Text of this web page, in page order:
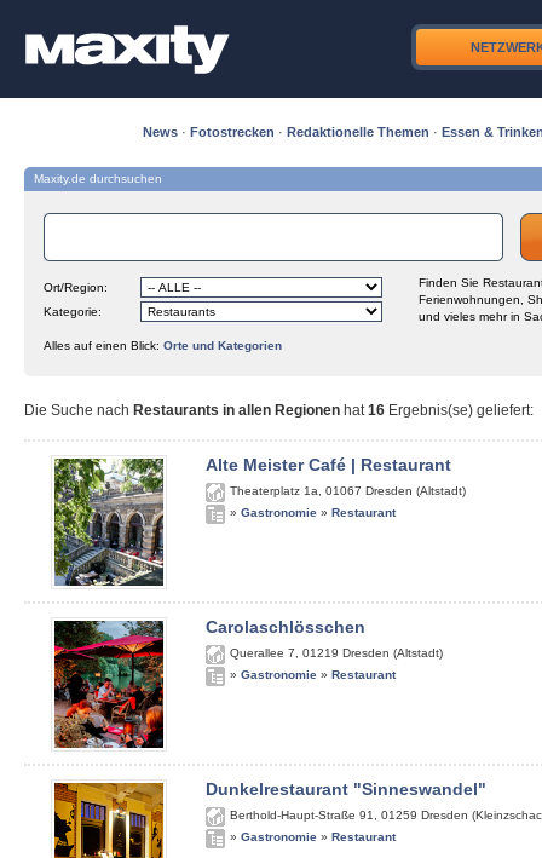
News · Fotostrecken · Redaktionelle Themen · Essen &
Maxity.de durchsuchen
Ort/Region:
Kategorie:
Finden Sie
Ferienwohnungen,
und vieles mehr in
Alles auf einen Blick: Orte und Kategorien
Die Suche nach Restaurants in allen Regionen hat16 Ergebnis(se) geliefert:
Alte Meister Café | Restaurant
Theaterplatz 1a 01067 Dresden (Altstadt)
» Gastronomie » Restaurant
Carolaschlösschen
Querallee 7 01219 Dresden (Altstadt)
» Gastronomie » Restaurant
Dunkelrestaurant "Sinneswandel"
Berthold-Haupt-Straße 91 01259 Dresden
» Gastronomie » Restaurant